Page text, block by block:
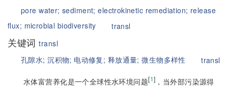
pore water;sediment;electrokinetic remediation; release
flux; microbial biodiversity transl
关键词transl
孔隙水;沉积物; 电动修复; 释放通量;微生物多样性 transl
水体富营养化是一个全球性水环境问题[1] ，当外部污染源得